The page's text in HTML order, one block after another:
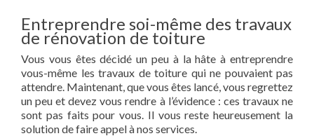
Entreprendre soi-même des travaux
de rénovation de toiture
Vous vous êtes décidé un peu à la hâte à entreprendre
vous-même les travaux de toiture qui ne pouvaient pas
attendre. Maintenant, que vous êtes lancé, vous regrettez
un peu et devez vous rendre à l’évidence : ces travaux ne
sont pas faits pour vous. Il vous reste heureusement la
solution de faire appel à nos services.